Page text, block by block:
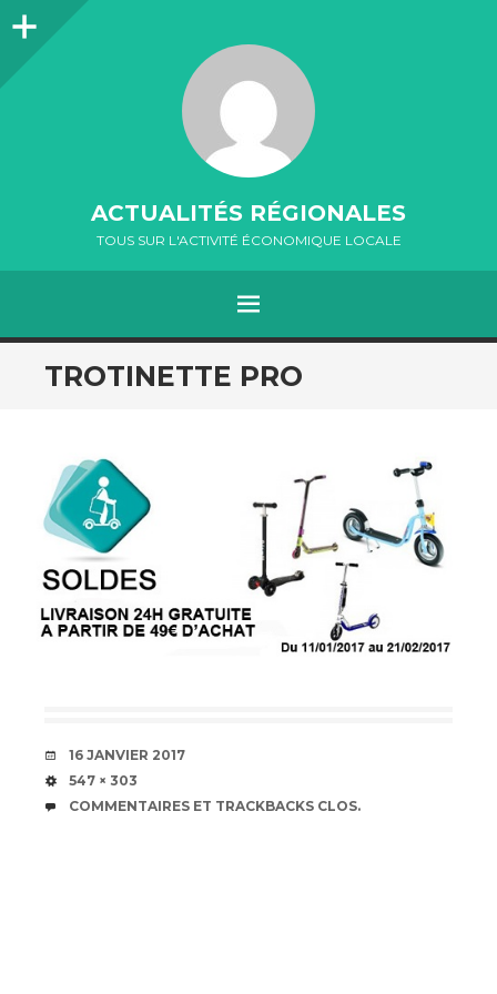
Colonne
ACTUALITÉS RÉGIONALES
TOUS SUR L'ACTIVITÉ ÉCONOMIQUE LOCALE
MENU
ALLER
AU
TROTINETTE PRO
DATE
16 JANVIER 2017
TAILLE
547 × 303
COMMENTAIRES ET TRACKBACKS CLOS.